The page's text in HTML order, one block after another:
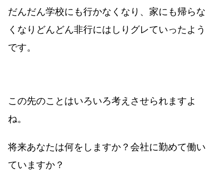
だんだん学校にも行かなくなり、家にも帰らな
くなりどんどん非行にはしりグレていったよう
です。
この先のことはいろいろ考えさせられますよ
ね。
将来あなたは何をしますか？会社に勤めて働い
ていますか？